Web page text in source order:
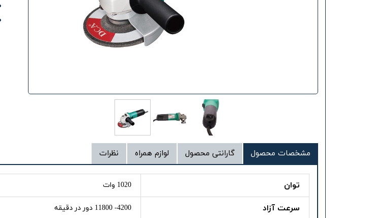
مشخصات محصول گارانتی محصول لوازم همراه نظرات
توان 1020 وات
سرعت آزاد 4200- 11800 دور در دقیقه